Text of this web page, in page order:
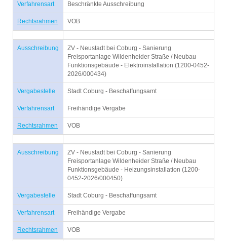
Verfahrensart Beschränkte Ausschreibung
Rechtsrahmen VOB
Ausschreibung
ZV - Neustadt bei Coburg - Sanierung
Freisportanlage Wildenheider Straße / Neubau
Funktionsgebäude - Elektroinstallation (1200-0452-
2026/000434)
Vergabestelle Stadt Coburg - Beschaffungsamt
Verfahrensart Freihändige Vergabe
Rechtsrahmen VOB
Ausschreibung
ZV - Neustadt bei Coburg - Sanierung
Freisportanlage Wildenheider Straße / Neubau
Funktionsgebäude - Heizungsinstallation (1200-
0452-2026/000450)
Vergabestelle Stadt Coburg - Beschaffungsamt
Verfahrensart Freihändige Vergabe
Rechtsrahmen VOB